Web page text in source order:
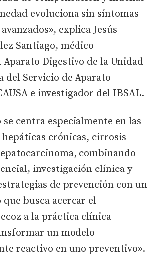
evoluciona sin síntomas
explica Jesús
Santiago, médico
Aparato Digestivo de la Unidad
del Servicio de Aparato
e investigador del IBSAL.
centra especialmente en las
hepáticas crónicas, cirrosis
combinando
investigación clínica y
de prevención con un
busca acercar el
a la práctica clínica
un modelo
reactivo en uno preventivo».